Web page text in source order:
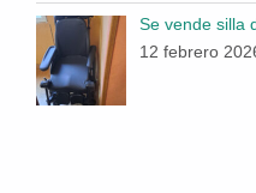
Se vende silla
12 febrero